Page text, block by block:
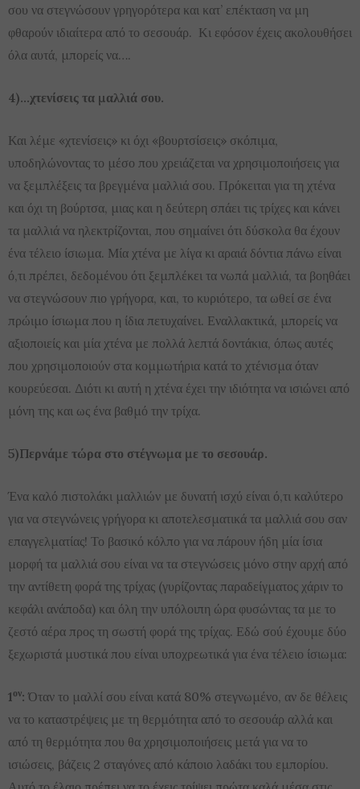
σου να στεγνώσουν γρηγορότερα και κατ’ επέκταση να μη
φθαρούν ιδιαίτερα από το σεσουάρ. Κι εφόσον έχεις ακολουθήσει
όλα αυτά, μπορείς να….
4)…χτενίσεις τα μαλλιά σου.
Και λέμε «χτενίσεις» κι όχι «βουρτσίσεις» σκόπιμα,
υποδηλώνοντας το μέσο που χρειάζεται να χρησιμοποιήσεις για
να ξεμπλέξεις τα βρεγμένα μαλλιά σου. Πρόκειται για τη χτένα
και όχι τη βούρτσα, μιας και η δεύτερη σπάει τις τρίχες και κάνει
τα μαλλιά να ηλεκτρίζονται, που σημαίνει ότι δύσκολα θα έχουν
ένα τέλειο ίσιωμα. Μία χτένα με λίγα κι αραιά δόντια πάνω είναι
ό,τι πρέπει, δεδομένου ότι ξεμπλέκει τα νωπά μαλλιά, τα βοηθάει
να στεγνώσουν πιο γρήγορα, και, το κυριότερο, τα ωθεί σε ένα
πρώιμο ίσιωμα που η ίδια πετυχαίνει. Εναλλακτικά, μπορείς να
αξιοποιείς και μία χτένα με πολλά λεπτά δοντάκια, όπως αυτές
που χρησιμοποιούν στα κομμωτήρια κατά το χτένισμα όταν
κουρεύεσαι. Διότι κι αυτή η χτένα έχει την ιδιότητα να ισιώνει από
μόνη της και ως ένα βαθμό την τρίχα.
5)Περνάμε τώρα στο στέγνωμα με το σεσουάρ.
Ένα καλό πιστολάκι μαλλιών με δυνατή ισχύ είναι ό,τι καλύτερο
για να στεγνώνεις γρήγορα κι αποτελεσματικά τα μαλλιά σου σαν
επαγγελματίας! Το βασικό κόλπο για να πάρουν ήδη μία ίσια
μορφή τα μαλλιά σου είναι να τα στεγνώσεις μόνο στην αρχή από
την αντίθετη φορά της τρίχας (γυρίζοντας παραδείγματος χάριν το
κεφάλι ανάποδα) και όλη την υπόλοιπη ώρα φυσώντας τα με το
ζεστό αέρα προς τη σωστή φορά της τρίχας. Εδώ σού έχουμε δύο
ξεχωριστά μυστικά που είναι υποχρεωτικά για ένα τέλειο ίσιωμα:
1 ον: Όταν το μαλλί σου είναι κατά 80% στεγνωμένο, αν δε θέλεις
να το καταστρέψεις με τη θερμότητα από το σεσουάρ αλλά και
από τη θερμότητα που θα χρησιμοποιήσεις μετά για να το
ισιώσεις, βάζεις 2 σταγόνες από κάποιο λαδάκι του εμπορίου.